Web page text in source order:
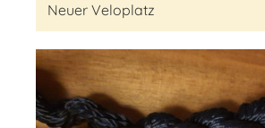
Neuer Veloplatz